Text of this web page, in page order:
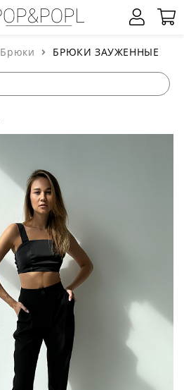
Брюки БРЮКИ ЗАУЖЕННЫЕ